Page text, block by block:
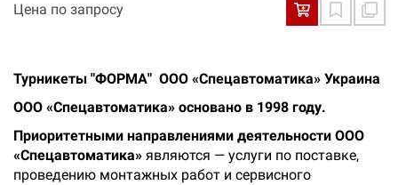
Цена по запросу
Турникеты "ФОРМА" ООО «Спецавтоматика» Украина
ООО «Спецавтоматика» основано в 1998 году.
Приоритетными направлениями деятельности ООО
«Спецавтоматика» являются — услуги по поставке,
проведению монтажных работ и сервисного